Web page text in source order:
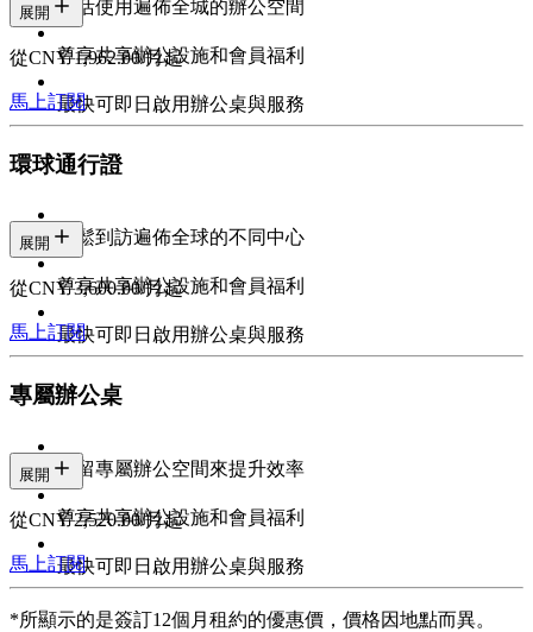
靈活使用遍佈全城的辦公空間
尊享共享辦公設施和會員福利
最快可即日啟用辦公桌與服務
展開
從CNY 1,962.00/月起
馬上訂閱
環球通行證
輕鬆到訪遍佈全球的不同中心
尊享共享辦公設施和會員福利
最快可即日啟用辦公桌與服務
展開
從CNY 3,600.00/月起
馬上訂閱
專屬辦公桌
預留專屬辦公空間來提升效率
尊享共享辦公設施和會員福利
最快可即日啟用辦公桌與服務
展開
從CNY 2,520.00/月起
馬上訂閱
*所顯示的是簽訂12個月租約的優惠價，價格因地點而異。